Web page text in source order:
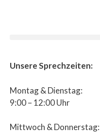
Unsere Sprechzeiten:
Montag & Dienstag:
9:00 – 12:00 Uhr
Mittwoch & Donnerstag: